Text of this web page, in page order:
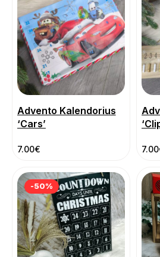
Advento Kalendorius
‘Cars’
7.00€ 7.00
-50%